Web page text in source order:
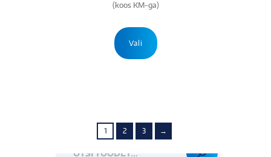
(koos KM-ga)
Vali
tootel
tootelehel.
1 2 3 →
OTSI TOODET